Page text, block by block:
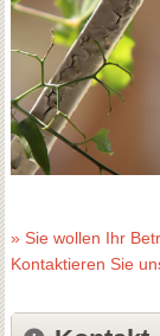
» Sie wollen Ihr
Kontaktieren Sie